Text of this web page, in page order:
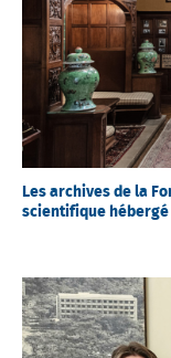
Les archives de la
scientifique hébergé